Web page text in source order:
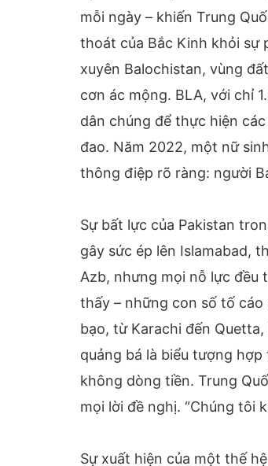
mỗi ngày – khiến Trung
thoát của Bắc Kinh khỏi sự
xuyên Balochistan, vùng
cơn ác mộng. BLA, với chỉ
dân chúng để thực hiện
đao. Năm 2022, một nữ
thông điệp rõ ràng: người
Sự bất lực của Pakistan
gây sức ép lên Islamabad,
Azb, nhưng mọi nỗ lực
thấy – những con số tố
bạo, từ Karachi đến
quảng bá là biểu tượng
không dòng tiền. Trung
mọi lời đề nghị. “Chúng tôi
Sự xuất hiện của một thế